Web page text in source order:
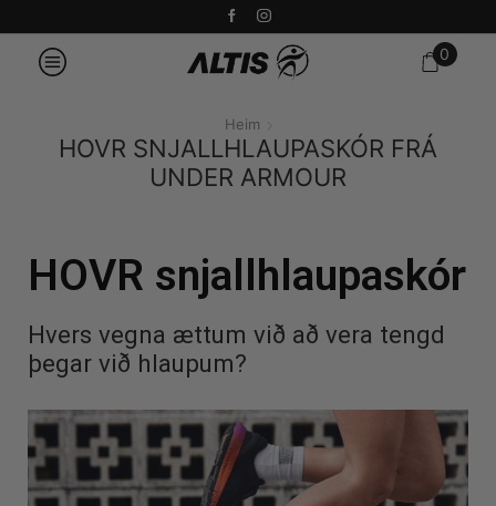
0
Heim
HOVR SNJALLHLAUPASKÓR FRÁ
UNDER ARMOUR
HOVR snjallhlaupaskór
Hvers vegna ættum við að vera tengd
þegar við hlaupum?